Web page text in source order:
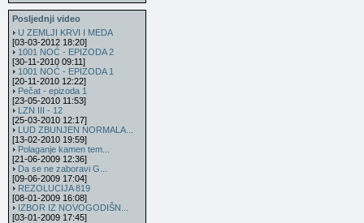
Posljednji video
U ZEMLJI KRVI I MEDA
[03-03-2012 18:20]
1001 NOĆ - EPIZODA 2
[30-11-2010 09:11]
1001 NOĆ - EPIZODA 1
[20-11-2010 12:22]
Pečat - epizoda 1
[23-05-2010 11:53]
LZN III - 12
[25-03-2010 12:17]
LUD ZBUNJEN NORMALA...
[13-02-2010 19:59]
Polaganje kamen tem...
[21-06-2009 12:36]
Da se ne zaboravi G...
[09-06-2009 17:04]
REZOLUCIJA 819
[08-01-2009 16:08]
IZBOR IZ NOVOGODIŠN...
[03-01-2009 17:45]